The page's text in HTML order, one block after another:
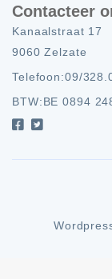
Contacteer
Kanaalstraat 17
9060 Zelzate
Telefoon:09/
BTW:BE 0894